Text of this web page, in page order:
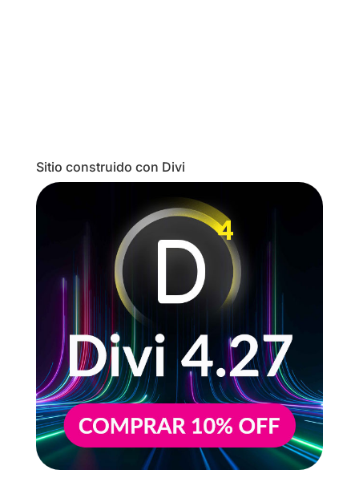
Sitio construido con Divi